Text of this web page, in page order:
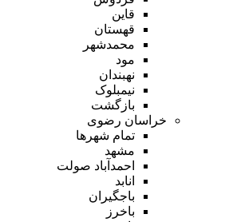
قاین
قهستان
محمدشهر
مود
نهبندان
نیمبلوک
بازگشت
خراسان رضوی
تمام شهر‌ها
مشهد
احمدآباد صولت
انابد
باجگیران
باخرز